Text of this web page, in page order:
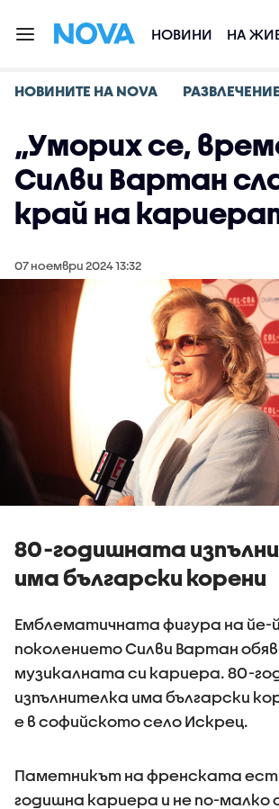
НОВИНИ НА
НОВИНИТЕ НА NOVA РАЗВЛЕЧЕНИЕ
„Уморих се,
Силви Вартан
край на
07 ноември 2024 13:32
80-годишната
има български корени
Емблематичната фигура на йе-
поколението Силви Вартан
музикалната си кариера. 80-
изпълнителка има български
е в софийското село Искрец.
Паметникът на френската
годишна кариера и не по-малко